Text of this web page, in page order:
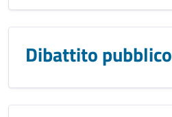
Dibattito pubblico